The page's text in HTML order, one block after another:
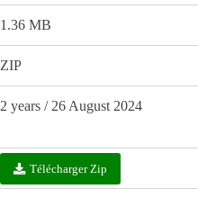
1.36 MB
ZIP
2 years / 26 August 2024
Télécharger Zip